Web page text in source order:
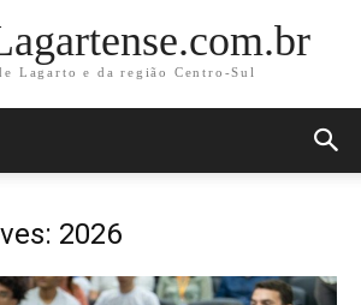
Lagarto e da região Centro-Sul
2026